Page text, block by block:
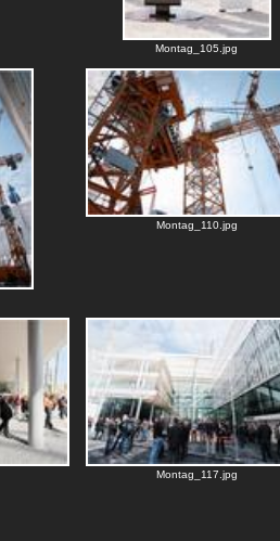
Montag_105.jpg
Montag_110.jpg
Montag_117.jpg